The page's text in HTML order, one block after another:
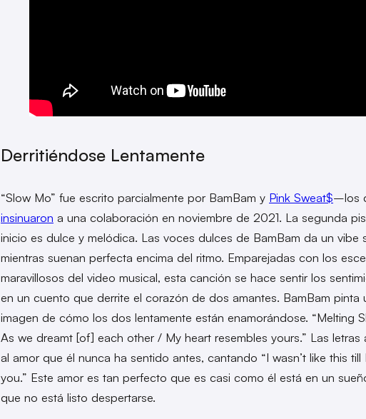
Derritiéndose Lentamente
“Slow Mo” fue escrito parcialmente por BamBam y Pink Sweat$–los
insinuaron a una colaboración en noviembre de 2021. La segunda
inicio es dulce y melódica. Las voces dulces de BamBam da un vibe
mientras suenan perfecta encima del ritmo. Emparejadas con los
maravillosos del video musical, esta canción se hace sentir los
en un cuento que derrite el corazón de dos amantes. BamBam pinta
imagen de cómo los dos lentamente están enamorándose. “Melting
As we dreamt [of] each other / My heart resembles yours.” Las letras
al amor que él nunca ha sentido antes, cantando “I wasn’t like this till
you.” Este amor es tan perfecto que es casi como él está en un
que no está listo despertarse.